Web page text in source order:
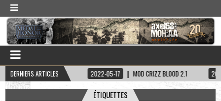
DERNIERS ARTICLES
HADDOCK 2022-05-17 MOD CRIZZ BLOOD 2.1 2022-05-01
ÉTIQUETTES